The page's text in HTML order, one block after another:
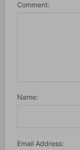
Comment:
Name:
Email Address: